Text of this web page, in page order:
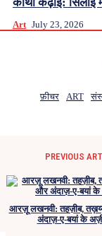
कांथा कढ़ाई: सिलाई
Art July 23, 2026
फ़ीचर ART
PREVIOUS
आरज़ू लखनवी: तहज़ीब,
अंदाज़-ए-बयां के